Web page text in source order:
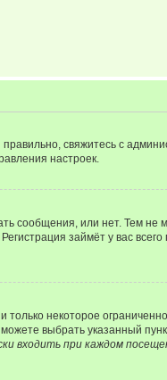
свяжитесь с
настроек.
сообщения, или нет. Тем не
займёт у вас
некоторое
выбрать указанный
входить при каждом